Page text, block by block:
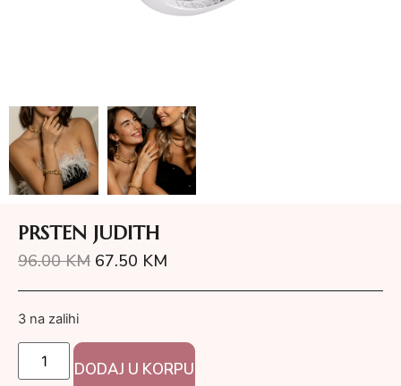
PRSTEN JUDITH
96.00KM 67.50 KM
3 na zalihi
DODAJ U KORPU